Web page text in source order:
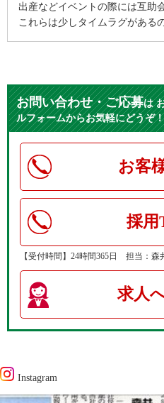
出産などイベントの際には互助
これらは少しタイムラグがある
お問い合わせ・ご応募は
ルフォームからお気軽にどうぞ！
お客
採用
【受付時間】24時間365日 担当：森
求人
Instagram